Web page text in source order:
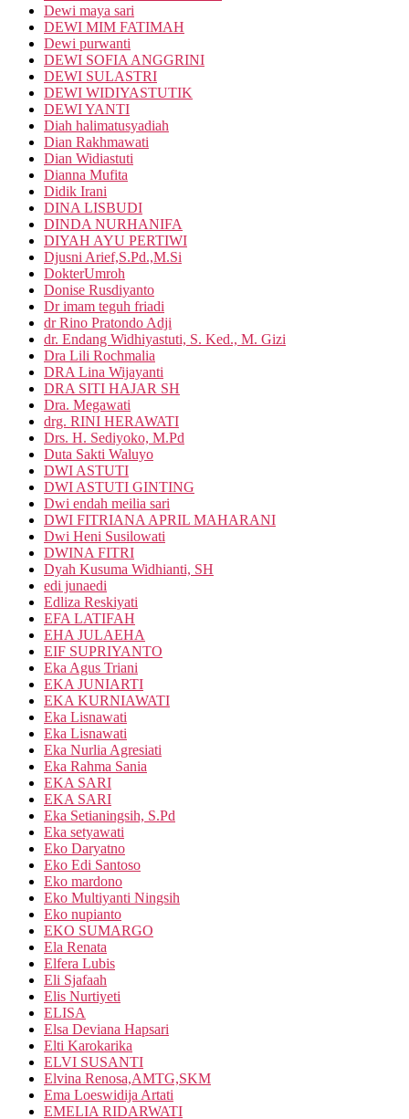
Dewi maya sari
DEWI MIM FATIMAH
Dewi purwanti
DEWI SOFIA ANGGRINI
DEWI SULASTRI
DEWI WIDIYASTUTIK
DEWI YANTI
Diah halimatusyadiah
Dian Rakhmawati
Dian Widiastuti
Dianna Mufita
Didik Irani
DINA LISBUDI
DINDA NURHANIFA
DIYAH AYU PERTIWI
Djusni Arief,S.Pd.,M.Si
DokterUmroh
Donise Rusdiyanto
Dr imam teguh friadi
dr Rino Pratondo Adji
dr. Endang Widhiyastuti, S. Ked., M. Gizi
Dra Lili Rochmalia
DRA Lina Wijayanti
DRA SITI HAJAR SH
Dra. Megawati
drg. RINI HERAWATI
Drs. H. Sediyoko, M.Pd
Duta Sakti Waluyo
DWI ASTUTI
DWI ASTUTI GINTING
Dwi endah meilia sari
DWI FITRIANA APRIL MAHARANI
Dwi Heni Susilowati
DWINA FITRI
Dyah Kusuma Widhianti, SH
edi junaedi
Edliza Reskiyati
EFA LATIFAH
EHA JULAEHA
EIF SUPRIYANTO
Eka Agus Triani
EKA JUNIARTI
EKA KURNIAWATI
Eka Lisnawati
Eka Lisnawati
Eka Nurlia Agresiati
Eka Rahma Sania
EKA SARI
EKA SARI
Eka Setianingsih, S.Pd
Eka setyawati
Eko Daryatno
Eko Edi Santoso
Eko mardono
Eko Multiyanti Ningsih
Eko nupianto
EKO SUMARGO
Ela Renata
Elfera Lubis
Eli Sjafaah
Elis Nurtiyeti
ELISA
Elsa Deviana Hapsari
Elti Karokarika
ELVI SUSANTI
Elvina Renosa,AMTG,SKM
Ema Loeswidija Artati
EMELIA RIDARWATI